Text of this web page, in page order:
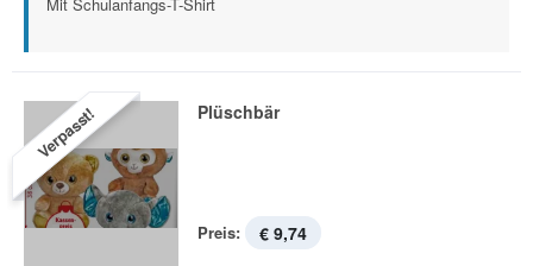
Verpasst! Plüschbär
Preis: € 9,74